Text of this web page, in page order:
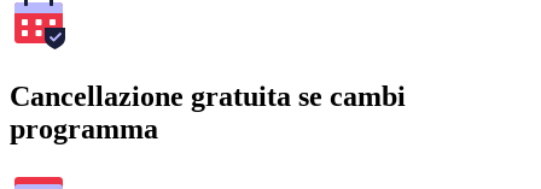
Cancellazione gratuita se cambi
programma